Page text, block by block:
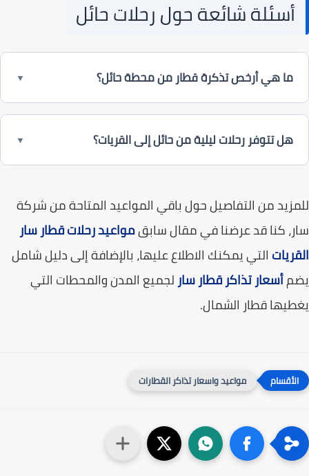
أسئلة شائعة حول رحلات حائل
ما هي أرخص تذكرة قطار من محطة حائل؟
هل تتوفر رحلات ليلية من حائل إلى القريات؟
من التفاصيل حول باقي المواعيد المتاحة من شركة
كنا قد عرضنا في مقال سابقمواعيد رحلات قطار سار
التي يمكنك الاطلاع عليها، بالإضافة إلى دليل شامل
أسعار تذاكر قطار سارلجميع المدن والمحطات التي
قطار الشمال.
مواعيد واسعار تذاكر القطارات